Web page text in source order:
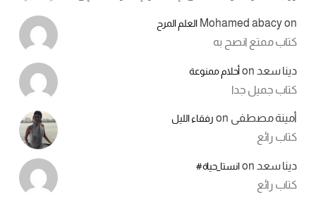
Mohamed abacyon العلم المرح
كتاب ممتع انصح به
دينا سعد onأحلام ممنوعة
كتاب جميل جدا
أمينة مصطفى on رفقاء الليل
كتاب رائع
دينا سعد onانستا_حياة#
كتاب رائع